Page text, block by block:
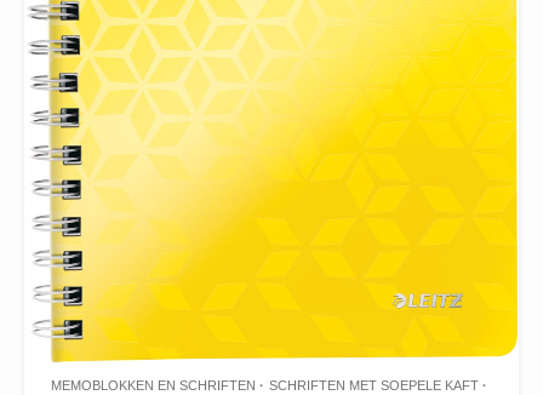
MEMOBLOKKEN EN SCHRIFTEN
SCHRIFTEN MET SOEPELE KAFT